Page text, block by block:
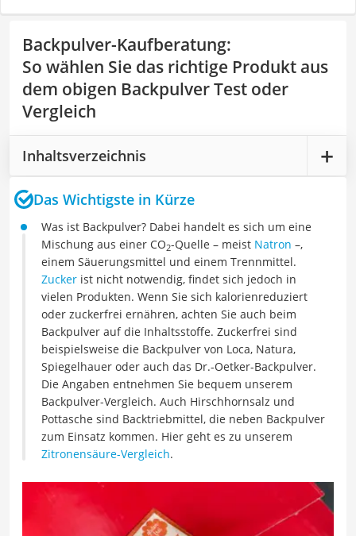
Backpulver-Kaufberatung:
So wählen Sie das richtige Produkt aus
dem obigen Backpulver Test oder
Vergleich
Inhaltsverzeichnis
Das Wichtigste in Kürze
Was ist Backpulver? Dabei handelt es sich um eine
Mischung aus einer CO2-Quelle – meist Natron –,
einem Säuerungsmittel und einem Trennmittel.
Zucker ist nicht notwendig, findet sich jedoch in
vielen Produkten. Wenn Sie sich kalorienreduziert
oder zuckerfrei ernähren, achten Sie auch beim
Backpulver auf die Inhaltsstoffe. Zuckerfrei sind
beispielsweise die Backpulver von Loca, Natura,
Spiegelhauer oder auch das Dr.-Oetker-Backpulver.
Die Angaben entnehmen Sie bequem unserem
Backpulver-Vergleich. Auch Hirschhornsalz und
Pottasche sind Backtriebmittel, die neben Backpulver
zum Einsatz kommen. Hier geht es zu unserem
Zitronensäure-Vergleich.